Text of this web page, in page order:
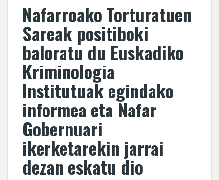
Nafarroako Torturatuen
Sareak positiboki
baloratu du Euskadiko
Kriminologia
Institutuak egindako
informea eta Nafar
Gobernuari
ikerketarekin jarrai
dezan eskatu dio